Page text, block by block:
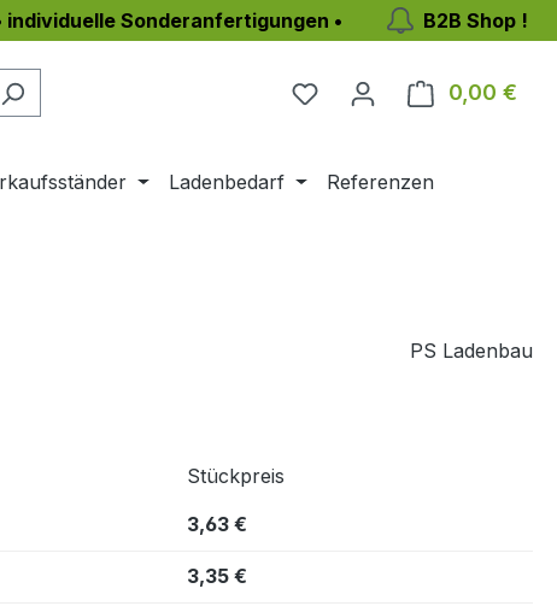
individuelle Sonderanfertigungen • B2B Shop !
0,00 €
Ladenbedarf
Referenzen
PS Ladenbau
Stückpreis
3,63 €
3,35 €